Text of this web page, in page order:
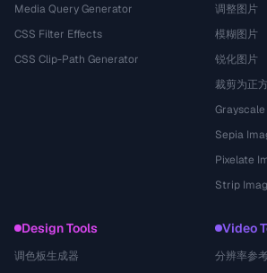
Media Query Generator
CSS Filter Effects
CSS Clip-Path Generator
调整图片
模糊图片
锐化图片
裁剪为正
Sepia
Pixelate
Strip
Design Tools
调色板生成器
Video
分辨率参